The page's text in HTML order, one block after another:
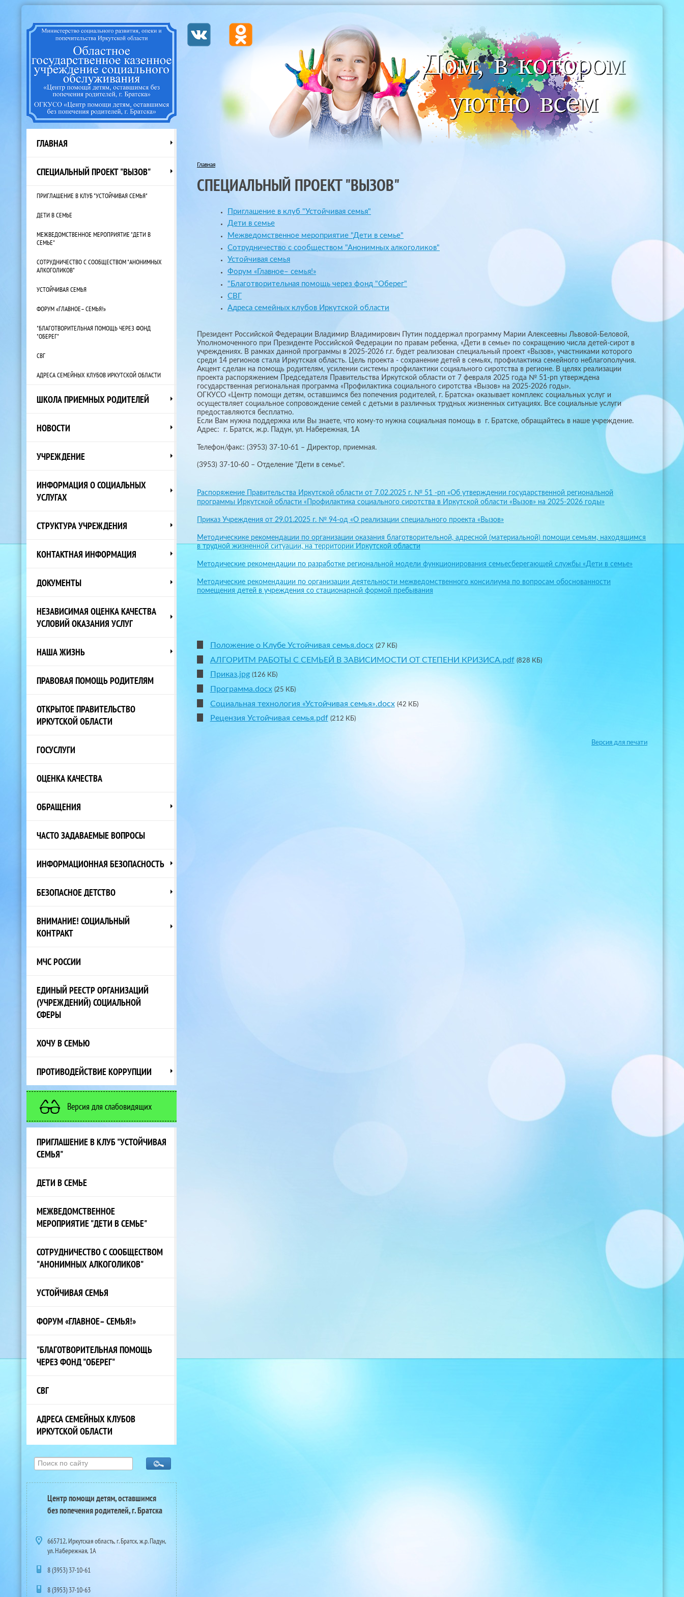
ГЛАВНАЯ
СПЕЦИАЛЬНЫЙ ПРОЕКТ "ВЫЗОВ"
ПРИГЛАШЕНИЕ В КЛУБ "УСТОЙЧИВАЯ СЕМЬЯ"
ДЕТИ В СЕМЬЕ
МЕЖВЕДОМСТВЕННОЕ МЕРОПРИЯТИЕ "ДЕТИ В
СЕМЬЕ"
СОТРУДНИЧЕСТВО С СООБЩЕСТВОМ "АНОНИМНЫХ
АЛКОГОЛИКОВ"
УСТОЙЧИВАЯ СЕМЬЯ
ФОРУМ «ГЛАВНОЕ– СЕМЬЯ!»
"БЛАГОТВОРИТЕЛЬНАЯ ПОМОЩЬ ЧЕРЕЗ ФОНД
"ОБЕРЕГ"
СВГ
АДРЕСА СЕМЕЙНЫХ КЛУБОВ ИРКУТСКОЙ ОБЛАСТИ
ШКОЛА ПРИЕМНЫХ РОДИТЕЛЕЙ
НОВОСТИ
УЧРЕЖДЕНИЕ
ИНФОРМАЦИЯ О СОЦИАЛЬНЫХ
УСЛУГАХ
СТРУКТУРА УЧРЕЖДЕНИЯ
КОНТАКТНАЯ ИНФОРМАЦИЯ
ДОКУМЕНТЫ
НЕЗАВИСИМАЯ ОЦЕНКА КАЧЕСТВА
УСЛОВИЙ ОКАЗАНИЯ УСЛУГ
НАША ЖИЗНЬ
ПРАВОВАЯ ПОМОЩЬ РОДИТЕЛЯМ
ОТКРЫТОЕ ПРАВИТЕЛЬСТВО
ИРКУТСКОЙ ОБЛАСТИ
ГОСУСЛУГИ
ОЦЕНКА КАЧЕСТВА
ОБРАЩЕНИЯ
ЧАСТО ЗАДАВАЕМЫЕ ВОПРОСЫ
ИНФОРМАЦИОННАЯ БЕЗОПАСНОСТЬ
БЕЗОПАСНОЕ ДЕТСТВО
ВНИМАНИЕ! СОЦИАЛЬНЫЙ
КОНТРАКТ
МЧС РОССИИ
ЕДИНЫЙ РЕЕСТР ОРГАНИЗАЦИЙ
(УЧРЕЖДЕНИЙ) СОЦИАЛЬНОЙ
СФЕРЫ
ХОЧУ В СЕМЬЮ
ПРОТИВОДЕЙСТВИЕ КОРРУПЦИИ
Версия для слабовидящих
ПРИГЛАШЕНИЕ В КЛУБ "УСТОЙЧИВАЯ
СЕМЬЯ"
ДЕТИ В СЕМЬЕ
МЕЖВЕДОМСТВЕННОЕ
МЕРОПРИЯТИЕ "ДЕТИ В СЕМЬЕ"
СОТРУДНИЧЕСТВО С СООБЩЕСТВОМ
"АНОНИМНЫХ АЛКОГОЛИКОВ"
УСТОЙЧИВАЯ СЕМЬЯ
ФОРУМ «ГЛАВНОЕ– СЕМЬЯ!»
"БЛАГОТВОРИТЕЛЬНАЯ ПОМОЩЬ
ЧЕРЕЗ ФОНД "ОБЕРЕГ"
СВГ
АДРЕСА СЕМЕЙНЫХ КЛУБОВ
ИРКУТСКОЙ ОБЛАСТИ
Центр помощи детям, оставшимся
без попечения родителей, г. Братска
665712, Иркутская область, г. Братск, ж.р. Падун,
ул. Набережная, 1А
8 (3953) 37-10-61
8 (3953) 37-10-63
Главная
СПЕЦИАЛЬНЫЙ ПРОЕКТ "ВЫЗОВ"
Приглашение в клуб "Устойчивая семья"
Дети в семье
Межведомственное мероприятие "Дети в семье"
Сотрудничество с сообществом "Анонимных алкоголиков"
Устойчивая семья
Форум «Главное– семья!»
"Благотворительная помощь через фонд "Оберег"
СВГ
Адреса семейных клубов Иркутской области
Президент Российской Федерации Владимир Владимирович Путин поддержал программу Марии Алексеевны Львовой-Беловой,
Уполномоченного при Президенте Российской Федерации по правам ребенка, «Дети в семье» по сокращению числа детей-сирот в
учреждениях. В рамках данной программы в 2025-2026 г.г. будет реализован специальный проект «Вызов», участниками которого
среди 14 регионов стала Иркутская область. Цель проекта - сохранение детей в семьях, профилактика семейного неблагополучия.
Акцент сделан на помощь родителям, усилении системы профилактики социального сиротства в регионе. В целях реализации
проекта распоряжением Председателя Правительства Иркутской области от 7 февраля 2025 года № 51-рп утверждена
государственная региональная программа «Профилактика социального сиротства «Вызов» на 2025-2026 годы».
ОГКУСО «Центр помощи детям, оставшимся без попечения родителей, г. Братска» оказывает комплекс социальных услуг и
осуществляет социальное сопровождение семей с детьми в различных трудных жизненных ситуациях. Все социальные услуги
предоставляются бесплатно.
Если Вам нужна поддержка или Вы знаете, что кому-то нужна социальная помощь в г. Братске, обращайтесь в наше учреждение.
Адрес: г. Братск, ж.р. Падун, ул. Набережная, 1А
Телефон/факс: (3953) 37-10-61 – Директор, приемная.
(3953) 37-10-60 – Отделение "Дети в семье".
Распоряжение Правительства Иркутской области от 7.02.2025 г. № 51 -рп «Об утверждении государственной региональной
программы Иркутской области «Профилактика социального сиротства в Иркутской области «Вызов» на 2025-2026 годы»
Приказ Учреждения от 29.01.2025 г. № 94-од «О реализации специального проекта «Вызов»
Методическике рекомендации по организации оказания благотворительной, адресной (материальной) помощи семьям, находящимся
в трудной жизненной ситуации, на территории Иркутской области
Методические рекомендации по разработке региональной модели функционирования семьесберегающей службы «Дети в семье»
Методические рекомендации по организации деятельности межведомственного консилиума по вопросам обоснованности
помещения детей в учреждения со стационарной формой пребывания
Положение о Клубе Устойчивая семья.docx (27 КБ)
АЛГОРИТМ РАБОТЫ С СЕМЬЕЙ В ЗАВИСИМОСТИ ОТ СТЕПЕНИ КРИЗИСА.pdf (828 КБ)
Приказ.jpg (126 КБ)
Программа.docx (25 КБ)
Социальная технология «Устойчивая семья».docx (42 КБ)
Рецензия Устойчивая семья.pdf (212 КБ)
Версия для печати